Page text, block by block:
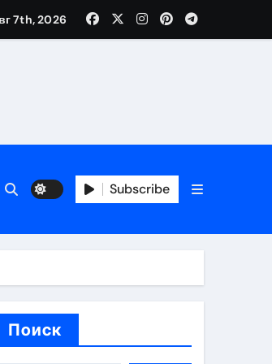
при анонимном лечении
7th, 2026
Subscribe
Поиск